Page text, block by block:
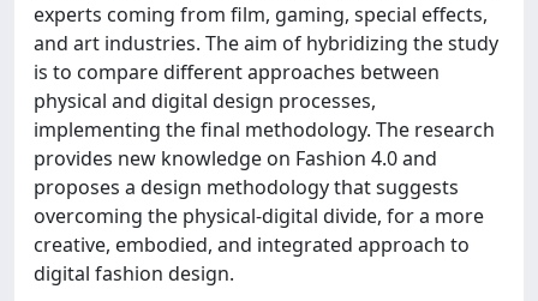
experts coming from film, gaming, special effects,
and art industries. The aim of hybridizing the study
is to compare different approaches between
physical and digital design processes,
implementing the final methodology. The research
provides new knowledge on Fashion 4.0 and
proposes a design methodology that suggests
overcoming the physical-digital divide, for a more
creative, embodied, and integrated approach to
digital fashion design.